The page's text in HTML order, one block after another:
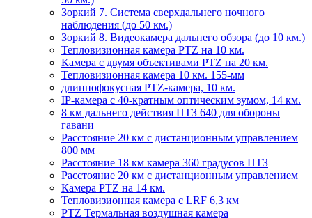
Зоркий 7. Система сверхдальнего ночного
наблюдения (до 50 км.)
Зоркий 8. Видеокамера дальнего обзора (до 10 км.)
Тепловизионная камера PTZ на 10 км.
Камера с двумя объективами PTZ на 20 км.
Тепловизионная камера 10 км. 155-мм
длиннофокусная PTZ-камера, 10 км.
IP-камера с 40-кратным оптическим зумом, 14 км.
8 км дальнего действия ПТЗ 640 для обороны
гавани
Расстояние 20 км с дистанционным управлением
800 мм
Расстояние 18 км камера 360 градусов ПТЗ
Расстояние 20 км с дистанционным управлением
Камера PTZ на 14 км.
Тепловизионная камера с LRF 6,3 км
PTZ Термальная воздушная камера